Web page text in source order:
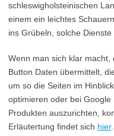
schleswigholsteinischen
einem ein leichtes
ins Grübeln, solche Dienste
Wenn man sich klar macht,
Button Daten übermittelt,
um so die Seiten im
optimieren oder bei
Produkten auszurichten,
Erläutertung findet sich hier.